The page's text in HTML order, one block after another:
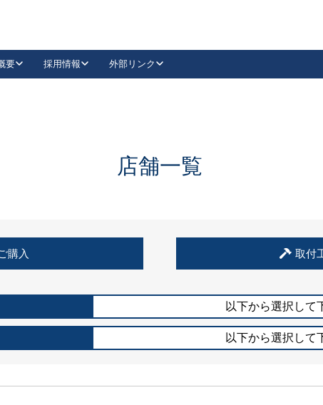
抗ウイルス・抗菌製品
要 採用情報 外部リンク
LinkedIn
住宅使用部材標準化推進協議会
店舗一覧
購入 取付
以下から選択して
以下から選択して